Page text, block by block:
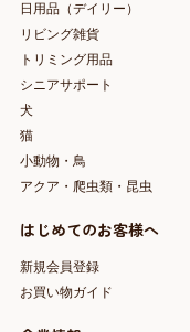
日用品（デイリー）
リビング雑貨
トリミング用品
シニアサポート
犬
猫
小動物・鳥
アクア・爬虫類・昆虫
はじめてのお客様へ
新規会員登録
お買い物ガイド